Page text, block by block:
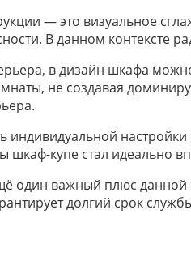
— это визуальное
В данном
в дизайн шкафа
не создавая
индивидуальной
купе стал идеально
один важный плюс
долгий срок